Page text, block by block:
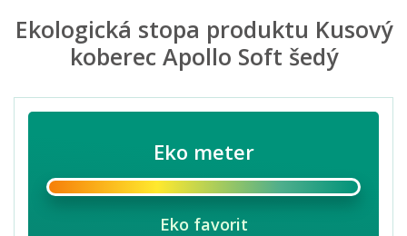
Ekologická stopa produktu Kusový
koberec Apollo Soft šedý
Eko meter
Eko favorit